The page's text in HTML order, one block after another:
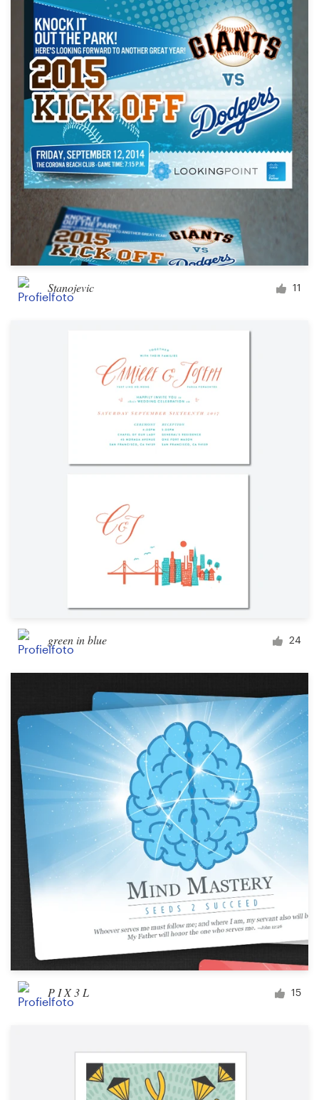
Stanojevic 11
green in blue 24
P I X 3 L 15